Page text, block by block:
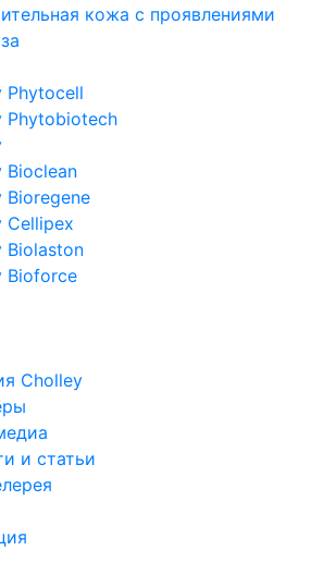
кожа с проявлениями
Phytocell
Phytobiotech
Bioclean
Bioregene
Cellipex
Biolaston
Bioforce
Cholley
и статьи